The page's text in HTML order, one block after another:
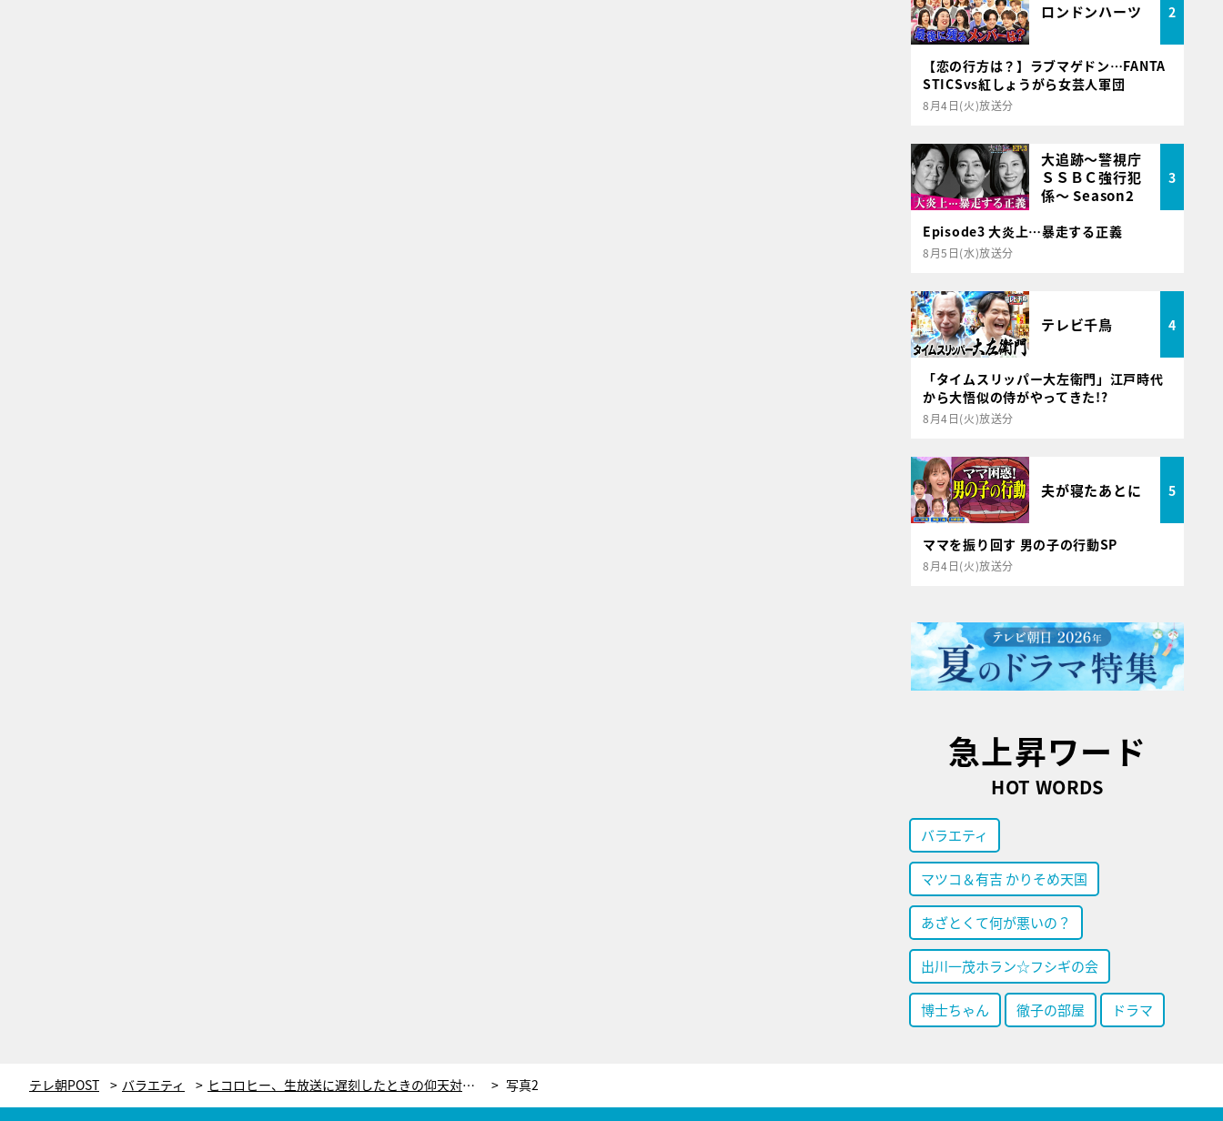
ロンドンハーツ 2
【恋の行方は？】ラブマゲドン…FANTA
STICSvs紅しょうがら女芸人軍団
8月4日(火)放送分
大追跡～警視庁
ＳＳＢＣ強行犯
係～ Season2
3
Episode3 大炎上…暴走する正義
8月5日(水)放送分
テレビ千鳥 4
「タイムスリッパー大左衛門」江戸時代
から大悟似の侍がやってきた!?
8月4日(火)放送分
夫が寝たあとに 5
ママを振り回す 男の子の行動SP
8月4日(火)放送分
急上昇ワード
HOT WORDS
バラエティ
マツコ＆有吉 かりそめ天国
あざとくて何が悪いの？
出川一茂ホラン☆フシギの会
博士ちゃん 徹子の部屋 ドラマ
テレ朝POST バラエティ ヒコロヒー、生放送に遅刻したときの仰天対処法！「全身血のりを塗って包帯巻いて…」 写真2